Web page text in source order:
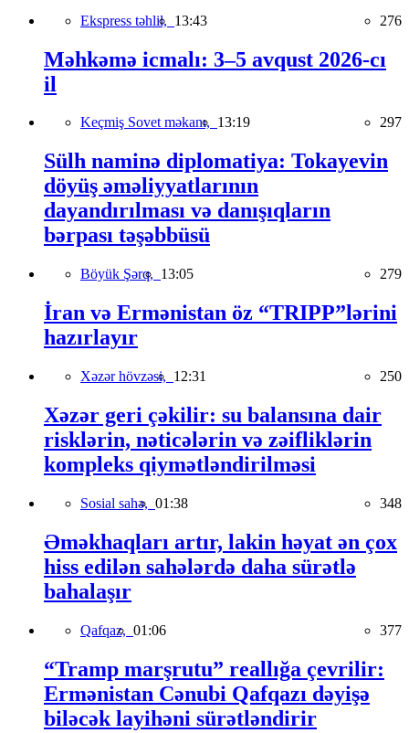
Ekspress təhlil, 13:43 276
Məhkəmə icmalı: 3–5 avqust 2026-cı
il
Keçmiş Sovet məkanı, 13:19 297
Sülh naminə diplomatiya: Tokayevin
döyüş əməliyyatlarının
dayandırılması və danışıqların
bərpası təşəbbüsü
Böyük Şərq, 13:05 279
İran və Ermənistan öz “TRIPP”lərini
hazırlayır
Xəzər hövzəsi, 12:31 250
Xəzər geri çəkilir: su balansına dair
risklərin, nəticələrin və zəifliklərin
kompleks qiymətləndirilməsi
Sosial sahə, 01:38 348
Əməkhaqları artır, lakin həyat ən çox
hiss edilən sahələrdə daha sürətlə
bahalaşır
Qafqaz, 01:06 377
“Tramp marşrutu” reallığa çevrilir:
Ermənistan Cənubi Qafqazı dəyişə
biləcək layihəni sürətləndirir